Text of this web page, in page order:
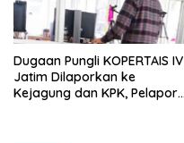
Dugaan Pungli KOPERTAIS IV
Jatim Dilaporkan ke
Kejagung dan KPK, Pelapor